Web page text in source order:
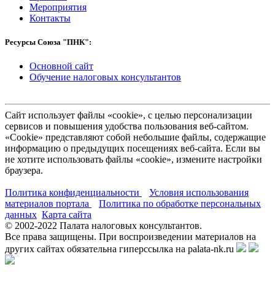
Мероприятия
Контакты
Ресурсы Союза "ПНК":
Основной сайт
Обучение налоговых консультантов
Сайт использует файлы «cookie», с целью персонализации
сервисов и повышения удобства пользования веб-сайтом.
«Cookie» представляют собой небольшие файлы, содержащие
информацию о предыдущих посещениях веб-сайта. Если вы
не хотите использовать файлы «cookie», измените настройки
браузера.
Политика конфиденциальности
Условия использования
материалов портала
Политика по обработке персональных
данных Карта сайта
© 2002-2022 Палата налоговых консультантов.
Все права защищены. При воспроизведении материалов на
других сайтах обязательна гиперссылка на palata-nk.ru